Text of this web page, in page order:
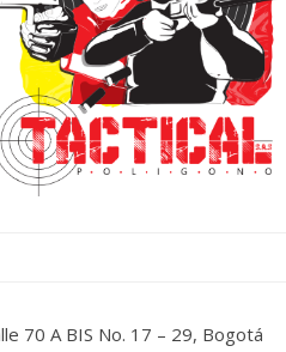
70 A BIS No. 17 – 29, Bogotá